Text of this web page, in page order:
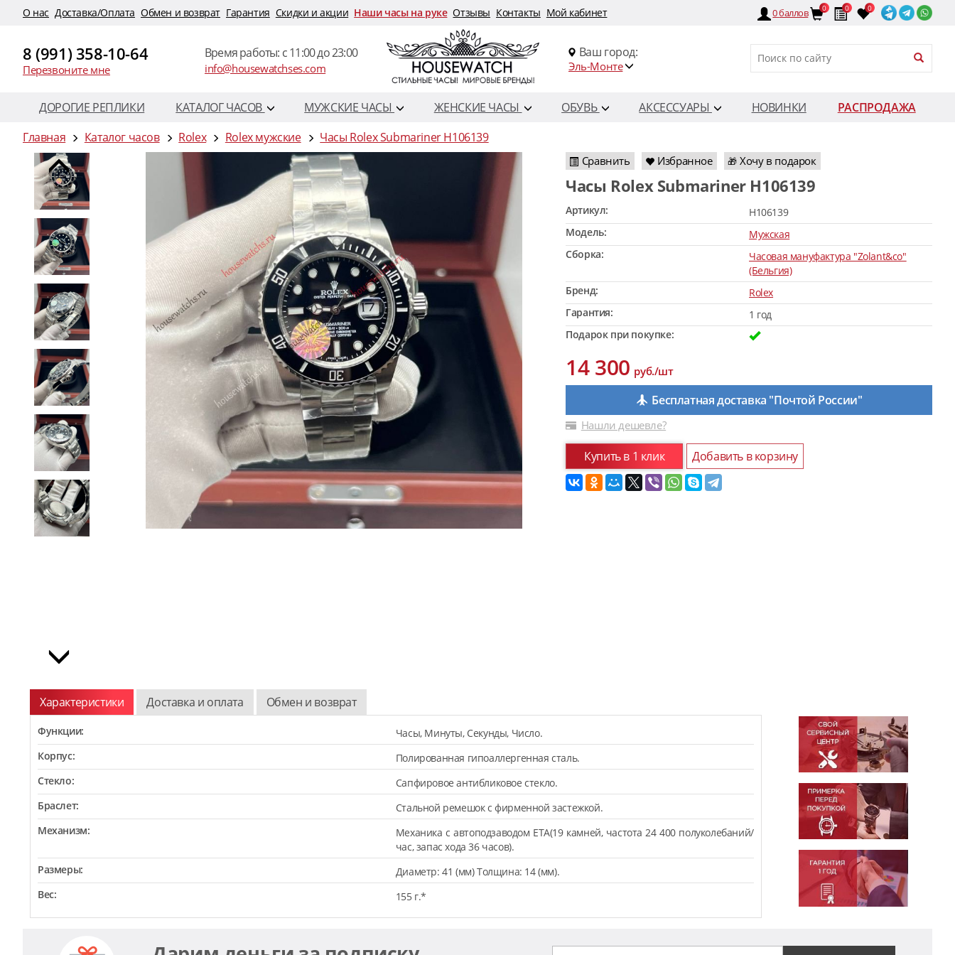
O нас Доставка/Оплата Обмен и возврат Гарантия Скидки и акции Наши часы на руке Отзывы Контакты Мой кабинет 0баллов 0 0 0
8 (991) 358-10-64
Перезвоните мне
Время работы: c 11:00 до 23:00
info@housewatchses.com
Ваш город:
Эль-Монте
ДОРОГИЕ РЕПЛИКИ КАТАЛОГ ЧАСОВ МУЖСКИЕ ЧАСЫ ЖЕНСКИЕ ЧАСЫ ОБУВЬ АКСЕССУАРЫ НОВИНКИ
РАСПРОДАЖА
Главная
Каталог часов Rolex Rolex мужские Часы Rolex Submariner H106139
Сравнить Избранное 🎁 Хочу в подарок
Часы Rolex Submariner H106139
Артикул:
H106139
Модель:
Мужская
Сборка:
Часовая мануфактура "Zolant&co"
(Бельгия)
Бренд:
Rolex
Гарантия:
1 год
Подарок при покупке:
14 300руб./шт
Бесплатная доставка "Почтой России"
Нашли дешевле?
Купить в 1 клик Добавить в корзину
Характеристики Доставка и оплата Обмен и возврат
Функции:
Часы, Минуты, Секунды, Число.
Корпус:
Полированная гипоаллергенная сталь.
Стекло:
Сапфировое антибликовое стекло.
Браслет:
Стальной ремешок с фирменной застежкой.
Механизм:
Механика с автоподзаводом ETA(19 камней, частота 24 400 полуколебаний/
час, запас хода 36 часов).
Размеры:
Диаметр: 41 (мм) Толщина: 14 (мм).
Вес:
155 г.*